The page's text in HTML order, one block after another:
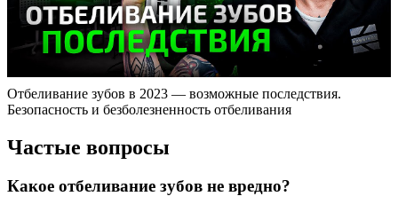
Отбеливание зубов в 2023 — возможные последствия.
Безопасность и безболезненность отбеливания
Частые вопросы
Какое отбеливание зубов не вредно?